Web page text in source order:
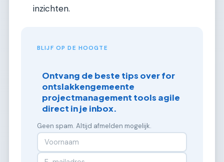
inzichten.
BLIJF OP DE HOOGTE
Ontvang de beste tips over for
ontslakkengemeente
projectmanagement tools agile
direct in je inbox.
Geen spam. Altijd afmelden mogelijk.